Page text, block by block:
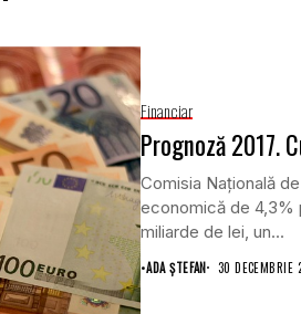
Financiar
Prognoză 2017.
Comisia Naţională
economică de 4,3%
miliarde de lei, un...
•ADA ȘTEFAN 30 DECEMBRIE